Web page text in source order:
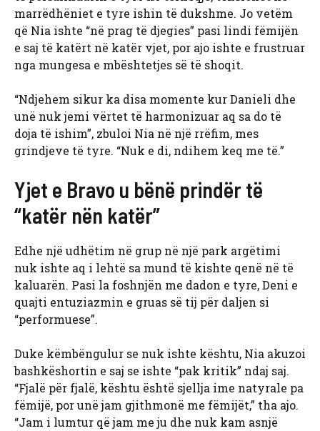
marrëdhëniet e tyre ishin të dukshme. Jo vetëm
që Nia ishte “në prag të djegies” pasi lindi fëmijën
e saj të katërt në katër vjet, por ajo ishte e frustruar
nga mungesa e mbështetjes së të shoqit.
“Ndjehem sikur ka disa momente kur Danieli dhe
unë nuk jemi vërtet të harmonizuar aq sa do të
doja të ishim”, zbuloi Nia në një rrëfim, mes
grindjeve të tyre. “Nuk e di, ndihem keq me të.”
Yjet e Bravo u bënë prindër të
“katër nën katër”
Edhe një udhëtim në grup në një park argëtimi
nuk ishte aq i lehtë sa mund të kishte qenë në të
kaluarën. Pasi la foshnjën me dadon e tyre, Deni e
quajti entuziazmin e gruas së tij për daljen si
“performuese”.
Duke këmbëngulur se nuk ishte kështu, Nia akuzoi
bashkëshortin e saj se ishte “pak kritik” ndaj saj.
“Fjalë për fjalë, kështu është sjellja ime natyrale pa
fëmijë, por unë jam gjithmonë me fëmijët,” tha ajo.
“Jam i lumtur që jam me ju dhe nuk kam asnjë